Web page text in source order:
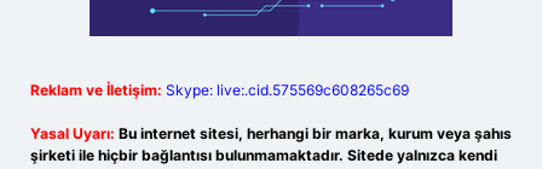
Reklam ve İletişim: Skype: live:.cid.575569c608265c69
Yasal Uyarı: Bu internet sitesi, herhangi bir marka, kurum veya şahıs
şirketi ile hiçbir bağlantısı bulunmamaktadır. Sitede yalnızca kendi